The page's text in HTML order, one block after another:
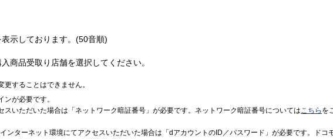
示しております。(50音順)
商品受取り店舗を選択してください。
更することはできません。
ンが必要です。
スいただいた場合は「ネットワーク暗証番号」が必要です。ネットワーク暗証番号についてはこちら を
ンターネット環境にてアクセスいただいた場合は「dアカウントのID／パスワード」が必要です。ドコ